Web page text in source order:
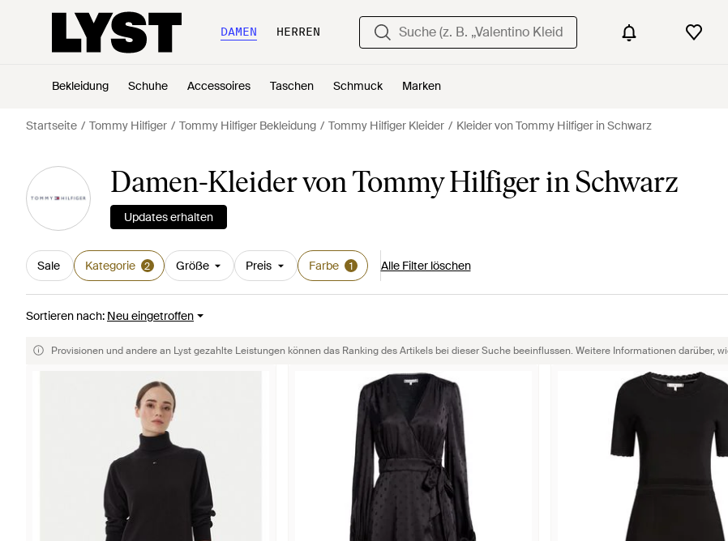
DAMEN HERREN
Bekleidung Schuhe Accessoires Taschen Schmuck Marken
Startseite Tommy Hilfiger Tommy Hilfiger Bekleidung Tommy Hilfiger Kleider Kleider von Tommy Hilfiger in Schwarz
Damen-Kleider von Tommy Hilfiger in Schwarz
Updates erhalten
Sale Kategorie 2 Größe Preis Farbe 1 Alle Filter löschen
Sortieren nach: Neu eingetroffen
Provisionen und andere an Lyst gezahlte Leistungen können das Ranking des Artikels bei dieser Suche beeinflussen. Weitere Informationen darüber,